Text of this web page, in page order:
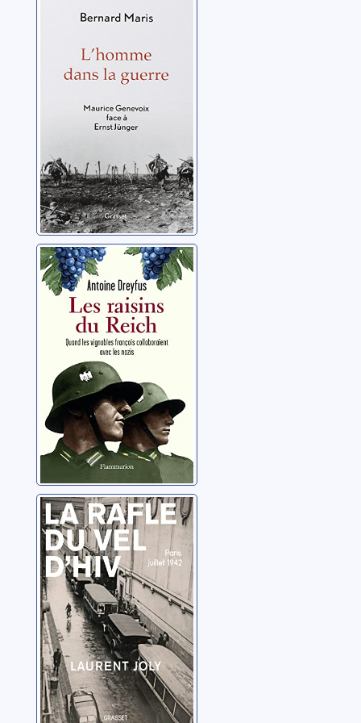
L'homme dans la
Genevoix face à
Ernst Jünger
Maris, Bernard
Les raisins du
Reich: quand les
vignobles
français
collaboraient
avec les nazis
Dreyfus, Antoine
La rafle du
Vél'd'Hiv: Paris,
juillet 1942
Joly, Laurent